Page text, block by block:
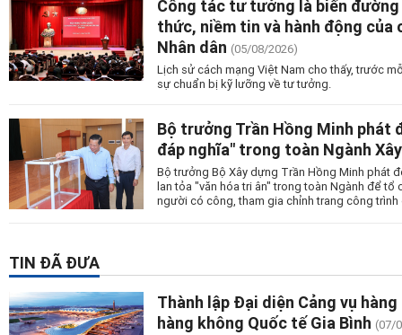
Công tác tư tưởng là biến
thức, niềm tin và hành động của
Nhân dân (05/08/2026)
Lịch sử cách mạng Việt Nam cho thấy, trước
sự chuẩn bị kỹ lưỡng về tư tưởng.
Bộ trưởng Trần Hồng Minh phát
đáp nghĩa" trong toàn Ngành
Bộ trưởng Bộ Xây dựng Trần Hồng Minh phát
lan tỏa "văn hóa tri ân" trong toàn Ngành để
người có công, tham gia chỉnh trang công
TIN ĐÃ ĐƯA
Thành lập Đại diện Cảng vụ
hàng không Quốc tế Gia Bình (07/